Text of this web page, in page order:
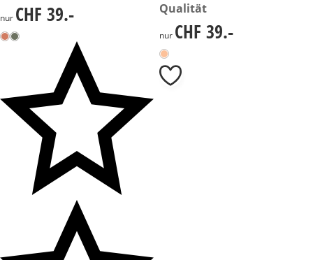
CHF 39.-
nur CHF 39.-
Qualität
CHF 39.-
nur CHF 39.-